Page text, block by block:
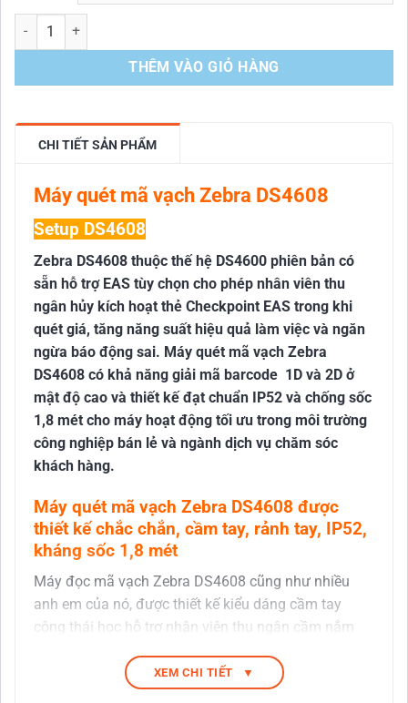
Máy quét mã vạch Zebra DS4608 số lượng
THÊM VÀO GIỎ HÀNG
CHI TIẾT SẢN PHẨM
Máy quét mã vạch Zebra DS4608
Setup DS4608
Zebra DS4608 thuộc thế hệ DS4600 phiên bản có
sẵn hỗ trợ EAS tùy chọn cho phép nhân viên thu
ngân hủy kích hoạt thẻ Checkpoint EAS trong khi
quét giá, tăng năng suất hiệu quả làm việc và ngăn
ngừa báo động sai. Máy quét mã vạch Zebra
DS4608 có khả năng giải mã barcode 1Dvà 2Dở
mật độ cao và thiết kế đạt chuẩn IP52 và chống sốc
1,8 mét cho máy hoạt động tối ưu trong môi trường
công nghiệp bán lẻ và ngành dịch vụ chăm sóc
khách hàng.
Máy quét mã vạch Zebra DS4608 được
thiết kế chắc chắn, cầm tay, rảnh tay, IP52,
kháng sốc 1,8 mét
Máy đọc mã vạch Zebra DS4608 cũng như nhiều
anh em của nó, được thiết kế kiểu dáng cầm tay
công thái học hỗ trợ nhân viên thu ngân cầm nắm
có mức tiêu chuẩn cao khi được xác định chuẩn
XEM CHI TIẾT ▼